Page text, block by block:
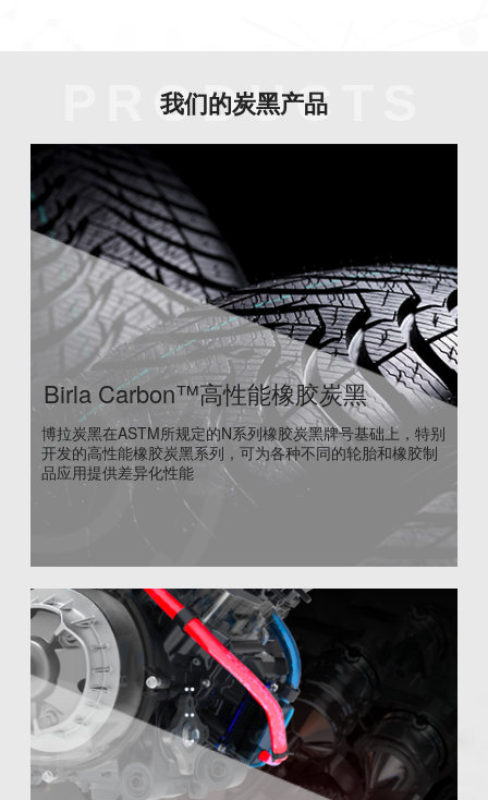
我们的炭黑产品
PRODUCTS
Birla Carbon™高性能橡胶炭黑
博拉炭黑在ASTM所规定的N系列橡胶炭黑牌号基础上，特别
开发的高性能橡胶炭黑系列，可为各种不同的轮胎和橡胶制
品应用提供差异化性能